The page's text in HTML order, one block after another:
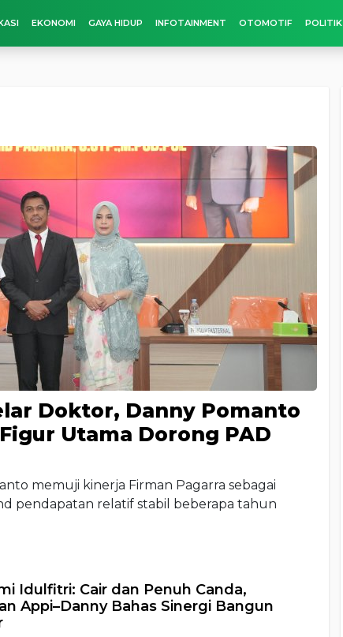
EKONOMI GAYA HIDUP INFOTAINMENT OTOMOTIF POLITIK
Doktor, Danny Pomanto
Utama Dorong PAD
memuji kinerja Firman Pagarra sebagai
pendapatan relatif stabil beberapa tahun
Idulfitri: Cair dan Penuh Canda,
Appi–Danny Bahas Sinergi Bangun